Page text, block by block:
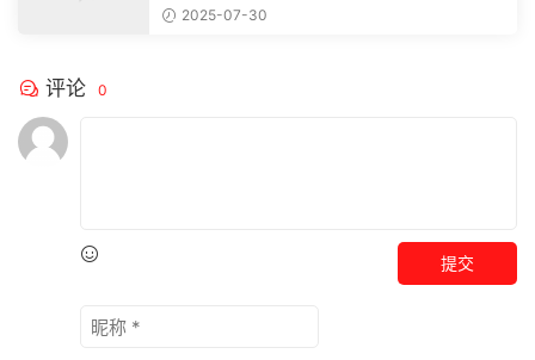
注，精彩模板每天推送预览结束，本文...
2025-07-30
评论 0
提交